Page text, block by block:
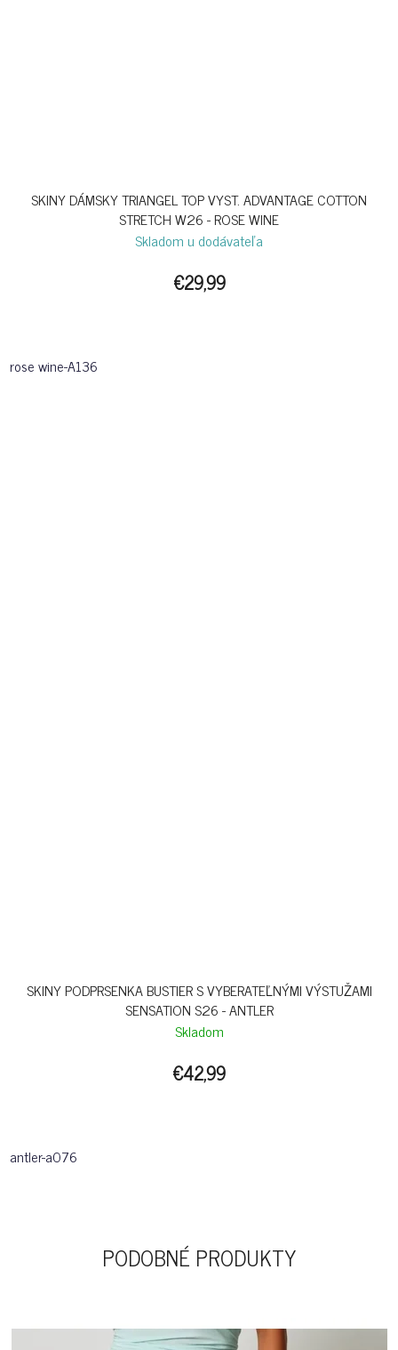
SKINY DÁMSKY TRIANGEL TOP VYST. ADVANTAGE COTTON
STRETCH W26 - ROSE WINE
Skladom u dodávateľa
€29,99
rose wine-A136
SKINY PODPRSENKA BUSTIER S VYBERATEĽNÝMI VÝSTUŽAMI
SENSATION S26 - ANTLER
Skladom
€42,99
antler-a076
PODOBNÉ PRODUKTY